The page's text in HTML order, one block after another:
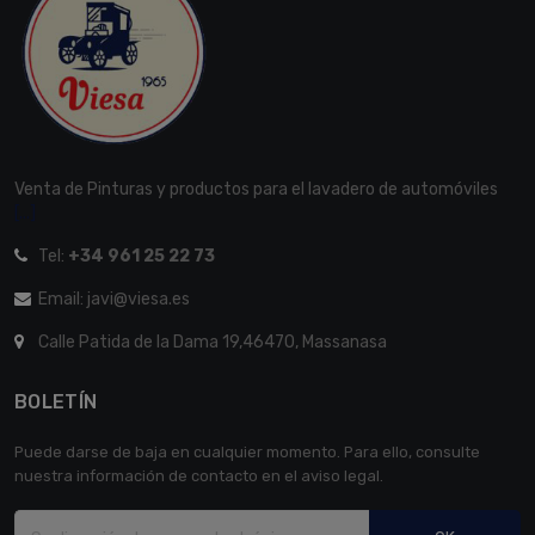
Venta de Pinturas y productos para el lavadero de automóviles
Tel: +34 961 25 22 73
Email: javi@viesa.es
Calle Patida de la Dama 19,46470, Massanasa
BOLETÍN
Puede darse de baja en cualquier momento. Para ello, consulte
nuestra información de contacto en el aviso legal.